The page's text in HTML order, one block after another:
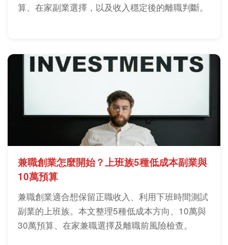
算、在家副業選擇，以及收入穩定後的離職判斷。
兼職創業怎麼開始？上班族5種低成本副業與
10萬預算
兼職創業適合想保留正職收入、利用下班時間測試
副業的上班族。本文整理5種低成本方向、10萬與
30萬預算、在家兼職選擇及離職前風險檢查。